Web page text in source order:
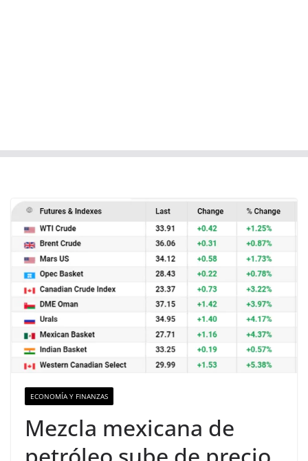
ECONOMÍA Y FINANZAS
Mezcla mexicana de